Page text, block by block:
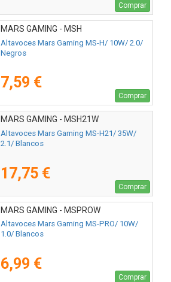
Comprar
MARS GAMING - MSH
Altavoces Mars Gaming MS-H/ 10W/ 2.0/
Negros
7,59 €
Comprar
MARS GAMING - MSH21W
Altavoces Mars Gaming MS-H21/ 35W/
2.1/ Blancos
17,75 €
Comprar
MARS GAMING - MSPROW
Altavoces Mars Gaming MS-PRO/ 10W/
1.0/ Blancos
6,99 €
Comprar